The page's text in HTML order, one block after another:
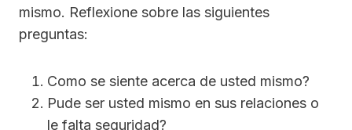
mismo. Reflexione sobre las siguientes
preguntas:
Como se siente acerca de usted mismo?
Pude ser usted mismo en sus relaciones o
le falta seguridad?